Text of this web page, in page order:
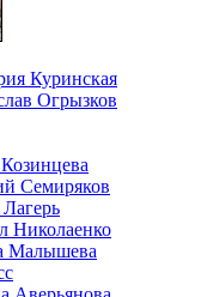
Куринская
Огрызков
Семиряков
Николаенко
Малышева